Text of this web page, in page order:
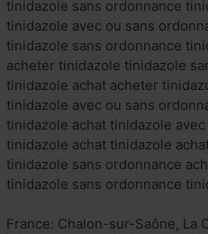
tinidazole sans ordonnance
tinidazole avec ou sans
tinidazole sans ordonnance
acheter tinidazole tinidazole
tinidazole achat acheter
tinidazole avec ou sans
tinidazole achat tinidazole
tinidazole achat tinidazole
tinidazole sans ordonnance
tinidazole sans ordonnance
France: Chalon-sur-Saône, La